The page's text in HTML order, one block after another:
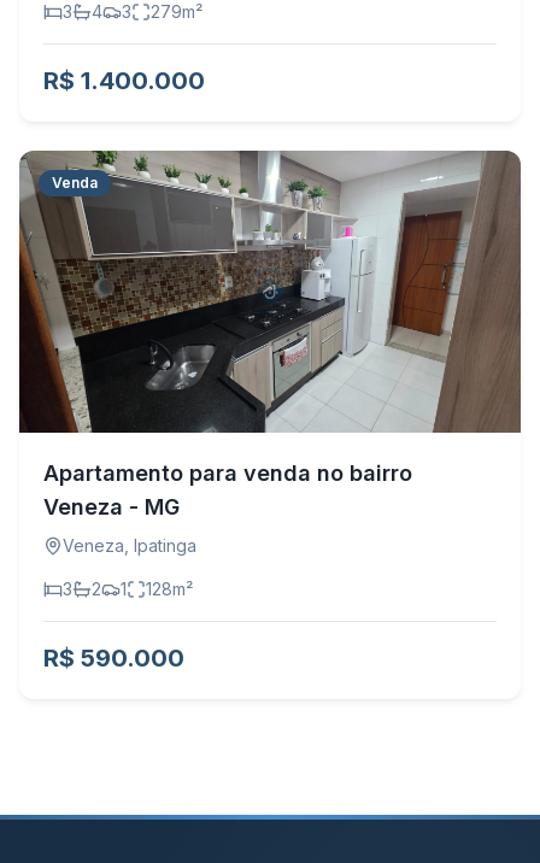
3 4 3 279m²
R$ 1.400.000
Venda
Apartamento para venda no bairro
Veneza - MG
Veneza Ipatinga
3 2 1 128m²
R$ 590.000